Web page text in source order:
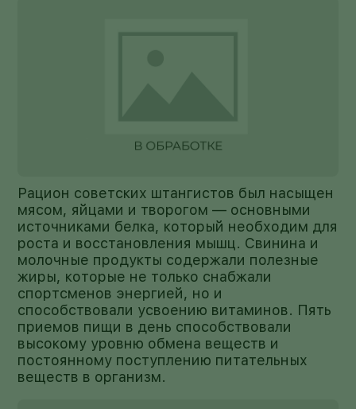
Рацион советских штангистов был насыщен
мясом, яйцами и творогом — основными
источниками белка, который необходим для
роста и восстановления мышц. Свинина и
молочные продукты содержали полезные
жиры, которые не только снабжали
спортсменов энергией, но и
способствовали усвоению витаминов. Пять
приемов пищи в день способствовали
высокому уровню обмена веществ и
постоянному поступлению питательных
веществ в организм.